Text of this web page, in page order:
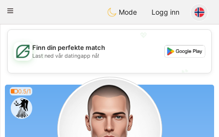
GulfDating
Toggle
Mode Logg inn
💖
💕
Finn din perfekte match
Last ned vår datingapp nå!
0.5/1